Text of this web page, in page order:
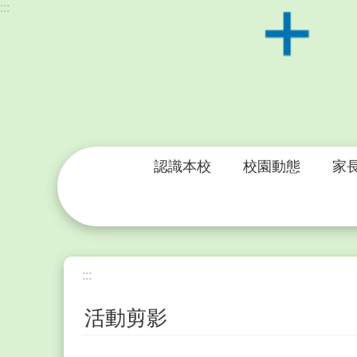
跳到主要內容區塊
:::
認識本校 校園動態 家
:::
活動剪影